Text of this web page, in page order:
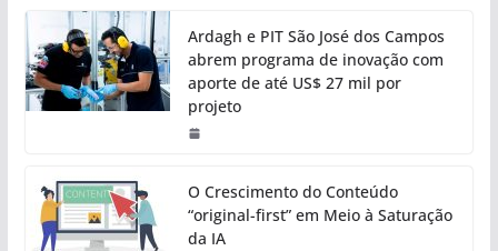
Ardagh e PIT São José dos Campos
abrem programa de inovação com
aporte de até US$ 27 mil por
projeto
O Crescimento do Conteúdo
“original-first” em Meio à Saturação
da IA